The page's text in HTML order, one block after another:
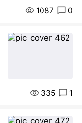
1087 0
335 1